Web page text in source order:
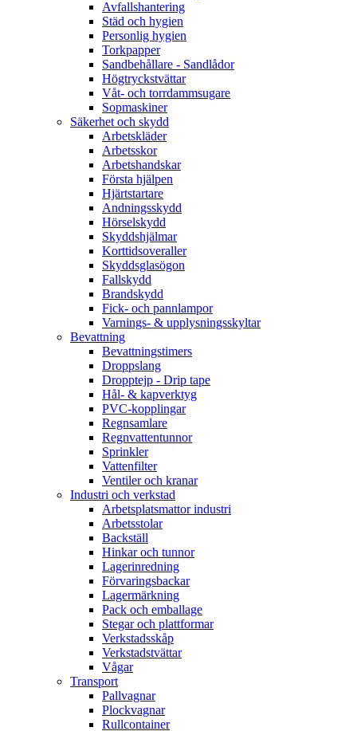
Avfallshantering
Städ och hygien
Personlig hygien
Torkpapper
Sandbehållare - Sandlådor
Högtryckstvättar
Våt- och torrdammsugare
Sopmaskiner
Säkerhet och skydd
Arbetskläder
Arbetsskor
Arbetshandskar
Första hjälpen
Hjärtstartare
Andningsskydd
Hörselskydd
Skyddshjälmar
Korttidsoveraller
Skyddsglasögon
Fallskydd
Brandskydd
Fick- och pannlampor
Varnings- & upplysningsskyltar
Bevattning
Bevattningstimers
Droppslang
Dropptejp - Drip tape
Hål- & kapverktyg
PVC-kopplingar
Regnsamlare
Regnvattentunnor
Sprinkler
Vattenfilter
Ventiler och kranar
Industri och verkstad
Arbetsplatsmattor industri
Arbetsstolar
Backställ
Hinkar och tunnor
Lagerinredning
Förvaringsbackar
Lagermärkning
Pack och emballage
Stegar och plattformar
Verkstadsskåp
Verkstadstvättar
Vågar
Transport
Pallvagnar
Plockvagnar
Rullcontainer